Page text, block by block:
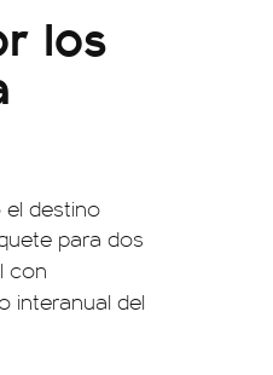
los
el destino
para dos
con
interanual del